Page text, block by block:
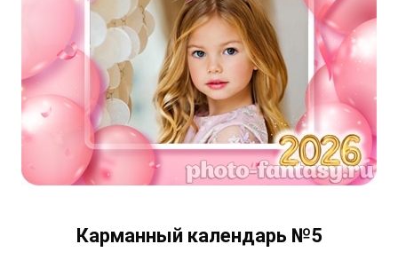
Карманный календарь №5